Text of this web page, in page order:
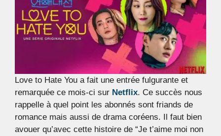
Love to Hate You a fait une entrée fulgurante et
remarquée ce mois-ci sur Netflix. Ce succès nous
rappelle à quel point les abonnés sont friands de
romance mais aussi de drama coréens. Il faut bien
avouer qu’avec cette histoire de “Je t’aime moi non